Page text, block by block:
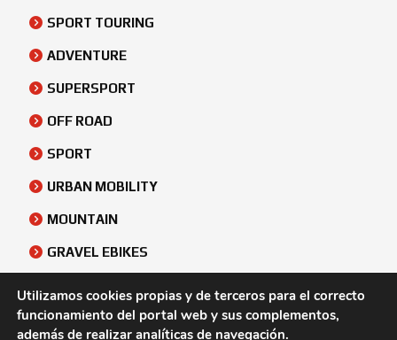
SPORT TOURING
ADVENTURE
SUPERSPORT
OFF ROAD
SPORT
URBAN MOBILITY
MOUNTAIN
GRAVEL EBIKES
ATV & SIDE BY SIDE
Utilizamos cookies propias y de terceros para el correcto
funcionamiento del portal web y sus complementos,
además de realizar analíticas de navegación.